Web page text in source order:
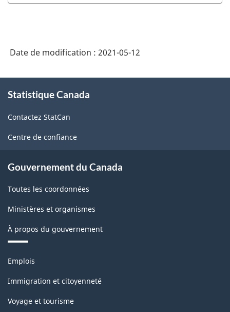
Enquête
2019
sur
les
d'architecture
-
ARCHIVÉ
Date de modification : 2021-05-12
propos
ce
site
Statistique Canada
Contactez StatCan
Centre de confiance
Gouvernement du Canada
Toutes les coordonnées
Ministères et organismes
À propos du gouvernement
Thèmes
sujets
Emplois
Immigration et citoyenneté
Voyage et tourisme